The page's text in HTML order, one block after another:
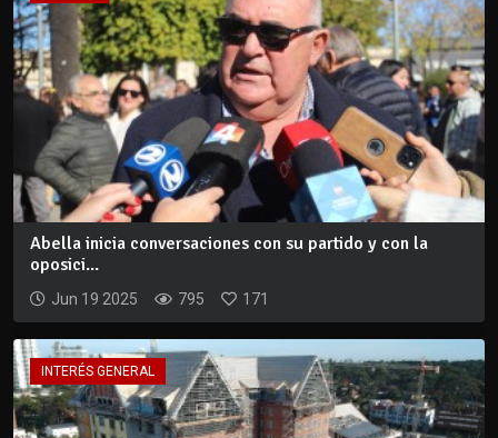
Abella inicia conversaciones con su partido y con la
oposici...
Jun 19 2025 795 171
INTERÉS GENERAL